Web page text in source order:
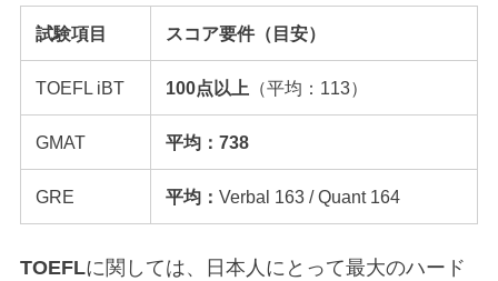
試験項目 スコア要件（目安）
TOEFL iBT 100点以上 （平均：113）
GMAT 平均：738
GRE 平均： Verbal 163 / Quant 164
TOEFLに関しては、日本人にとって最大のハード